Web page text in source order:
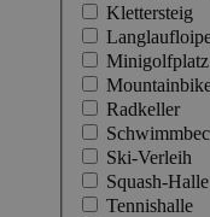
Klettersteig
Minigolfplatz
Radkeller
Ski-Verleih
Squash-Halle
Tennishalle